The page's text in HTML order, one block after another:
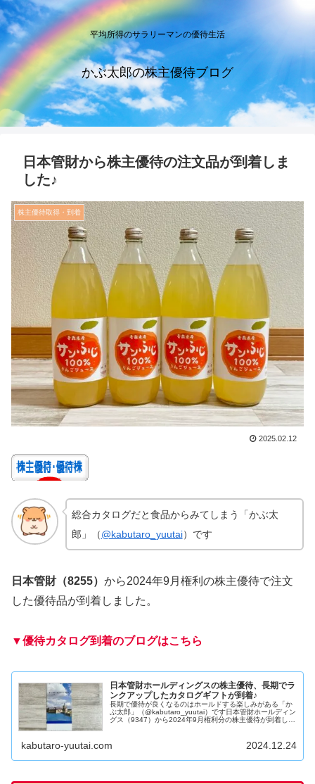
平均所得のサラリーマンの優待生活
かぶ太郎の株主優待ブログ
日本管財から株主優待の注文品が到着しま
した♪
株主優待取得・到着
2025.02.12
総合カタログだと食品からみてしまう「かぶ太
郎」（@kabutaro_yuutai）です
日本管財（8255） から2024年9月権利の株主優待で注文
した優待品が到着しました。
▼優待カタログ到着のブログはこちら
日本管財ホールディングスの株主優待、長期でラ
ンクアップしたカタログギフトが到着♪
長期で優待が良くなるのはホールドする楽しみがある「か
ぶ太郎」（@kabutaro_yuutai）です日本管財ホールディン
グス（9347）から2024年9月権利分の株主優待が到着しま
kabutaro-yuutai.com 2024.12.24